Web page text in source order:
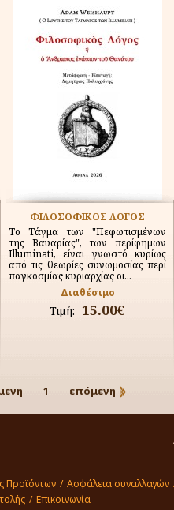
ΦΙΛΟΣΟΦΙΚΟΣ ΛΟΓΟΣ
Το Τάγμα των "Πεφωτισμένων
της Βαυαρίας", των περίφημων
Illuminati, είναι γνωστό κυρίως
από τις θεωρίες συνωμοσίας περί
παγκοσμίας κυριαρχίας οι...
Διαθέσιμο
Τιμή: 15.00€
1 επόμενη
Προϊόντων / Ασφάλεια συναλλαγών
/ Επικοινωνία